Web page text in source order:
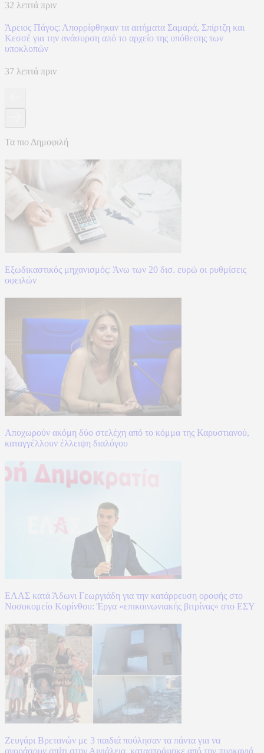
32 λεπτά πριν
Άρειος Πάγος: Απορρίφθηκαν τα αιτήματα Σαμαρά, Σπίρτζη και
Κεσσέ για την ανάσυρση από το αρχείο της υπόθεσης των
υποκλοπών
37 λεπτά πριν
Τα πιο Δημοφιλή
Εξωδικαστικός μηχανισμός: Άνω των 20 δισ. ευρώ οι ρυθμίσεις
οφειλών
Αποχωρούν ακόμη δύο στελέχη από το κόμμα της Καρυστιανού,
καταγγέλλουν έλλειψη διαλόγου
ΕΛΑΣ κατά Άδωνι Γεωργιάδη για την κατάρρευση οροφής στο
Νοσοκομείο Κορίνθου: Έργα «επικοινωνιακής βιτρίνας» στο ΕΣΥ
Ζευγάρι Βρετανών με 3 παιδιά πούλησαν τα πάντα για να
αγοράσουν σπίτι στην Αιγιάλεια, καταστράφηκε από την πυρκαγιά